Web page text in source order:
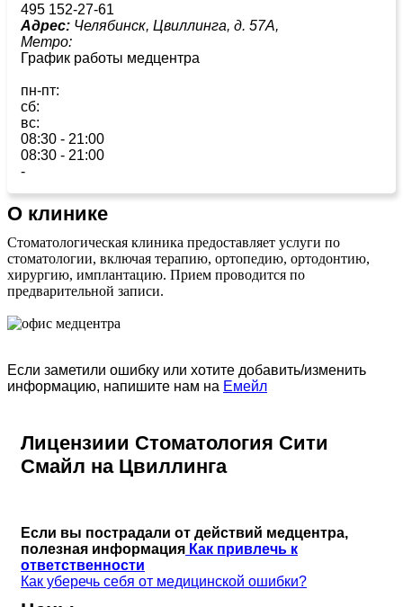
495 152-27-61
Адрес: Челябинск, Цвиллинга, д. 57А,
Метро:
График работы медцентра
пн-пт:
сб:
вс:
08:30 - 21:00
08:30 - 21:00
-
О клинике
Стоматологическая клиника предоставляет услуги по
стоматологии, включая терапию, ортопедию, ортодонтию,
хирургию, имплантацию. Прием проводится по
предварительной записи.
Если заметили ошибку или хотите добавить/изменить
информацию, напишите нам на Емейл
Лицензиии Стоматология Сити
Смайл на Цвиллинга
Если вы пострадали от действий медцентра,
полезная информация Как привлечь к
ответственности
Как уберечь себя от медицинской ошибки?